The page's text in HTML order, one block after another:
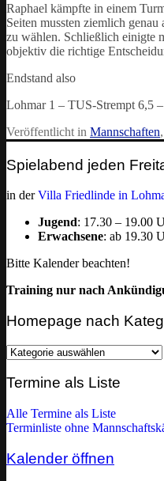
Raphael kämpfte in einem
Seiten mussten ziemlich
zu wählen. Schließlich einigte
objektiv die richtige
Endstand also
Lohmar 1 – TUS-Strempt 6,5
Veröffentlicht in Mannschaften,
Spielabend jeden
in derVilla Friedlinde in
Jugend: 17.30 – 19.00
Erwachsene: ab 19.30
Bitte Kalender beachten!
Training nur nach
Homepage nach
Homepage
Kategorie
Termine als Liste
Alle Termine als Liste
Terminliste ohne
Kalender öffnen